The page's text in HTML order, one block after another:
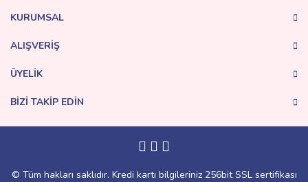
KURUMSAL
ALIŞVERİŞ
ÜYELİK
BİZİ TAKİP EDİN
© Tüm hakları saklıdır. Kredi kartı bilgileriniz 256bit SSL sertifikası